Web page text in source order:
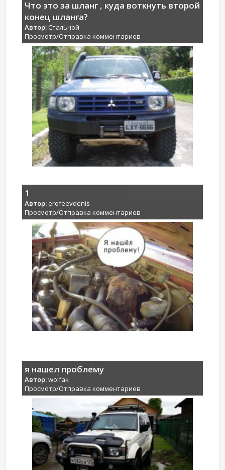
Что это за шланг , куда воткнуть второй
конец шланга?
Автор: Стальной
Просмотр/Отправка комментариев
1
Автор: erofeevdenis
Просмотр/Отправка комментариев
я нашел проблему
Автор:wolfak
Просмотр/Отправка комментариев